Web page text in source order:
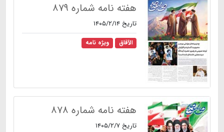
هفته نامه شماره ۸۷۹
تاریخ ۱۴۰۵/۲/۱۴
الآفاق ویژه نامه
هفته نامه شماره ۸۷۸
تاریخ ۱۴۰۵/۲/۷